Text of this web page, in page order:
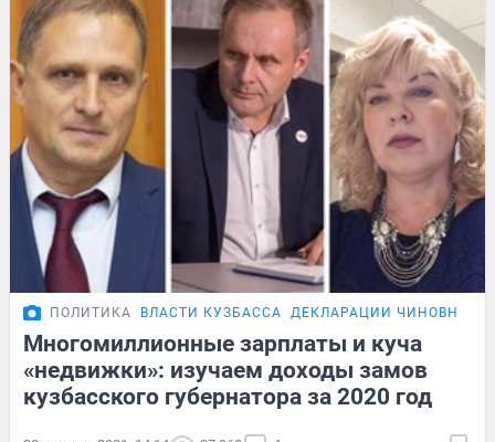
ПОЛИТИКА ВЛАСТИ КУЗБАССА ДЕКЛАРАЦИИ
Многомиллионные зарплаты и куча
«недвижки»: изучаем доходы замов
кузбасского губернатора за 2020 год